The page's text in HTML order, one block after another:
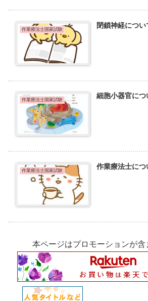
作業療法士国家試験 閉鎖神経につい
作業療法士国家試験 細胞小器官につ
作業療法士国家試験 作業療法士につ
本ページはプロモーションが含